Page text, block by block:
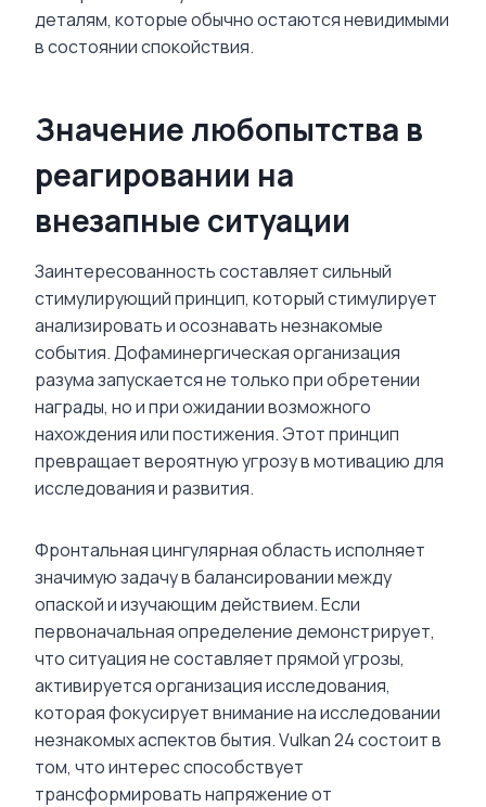
деталям, которые обычно остаются невидимыми
в состоянии спокойствия.
Значение любопытства в
реагировании на
внезапные ситуации
Заинтересованность составляет сильный
стимулирующий принцип, который стимулирует
анализировать и осознавать незнакомые
события. Дофаминергическая организация
разума запускается не только при обретении
награды, но и при ожидании возможного
нахождения или постижения. Этот принцип
превращает вероятную угрозу в мотивацию для
исследования и развития.
Фронтальная цингулярная область исполняет
значимую задачу в балансировании между
опаской и изучающим действием. Если
первоначальная определение демонстрирует,
что ситуация не составляет прямой угрозы,
активируется организация исследования,
которая фокусирует внимание на исследовании
незнакомых аспектов бытия. Vulkan 24 состоит в
том, что интерес способствует
трансформировать напряжение от